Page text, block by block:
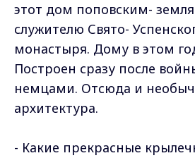
этот дом поповским-
служителю Свято-
монастыря. Дому в этом
Построен сразу после
немцами. Отсюда и
архитектура.
- Какие прекрасные